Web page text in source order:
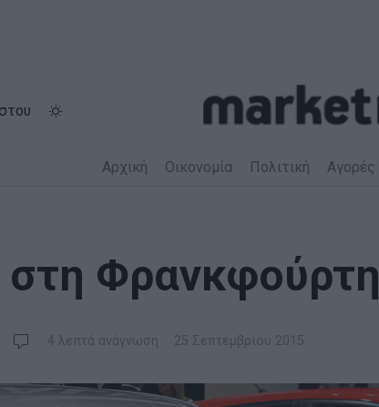
Αρχική Οικονομία Πολιτική Αγορές
Φρανκφούρτη
4 λεπτά ανάγνωση 25 Σεπτεμβρίου 2015